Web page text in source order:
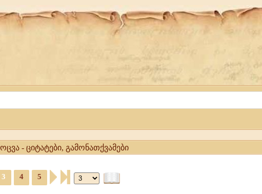
- ციტატები, გამონათქვამები
3 4 5